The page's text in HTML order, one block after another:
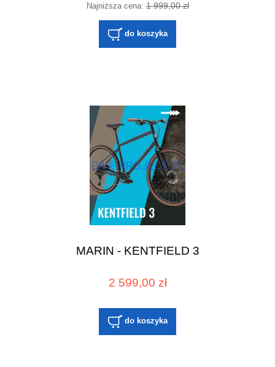
Najniższa cena:1 999,00 zł
do koszyka
MARIN - KENTFIELD 3
2 599,00 zł
do koszyka